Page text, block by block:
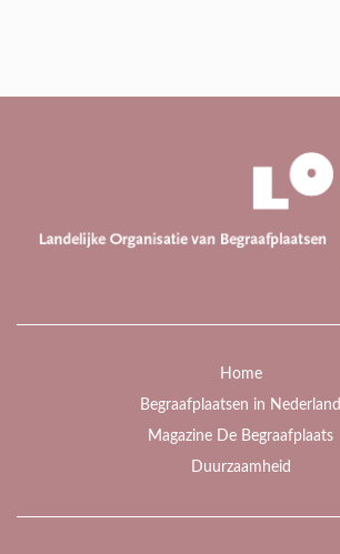
Home
Begraafplaatsen in Nederland
Magazine De Begraafplaats
Duurzaamheid